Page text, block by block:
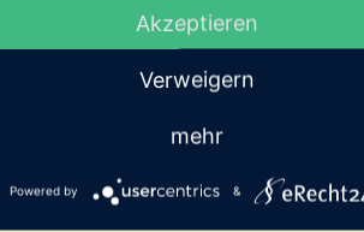
Akzeptieren
Verweigern
mehr
Powered by &